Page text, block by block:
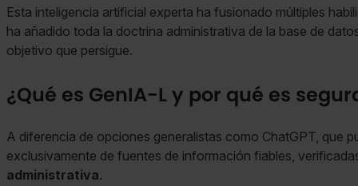
Esta inteligencia artificial experta ha fusionado múltiples
ha añadido toda la doctrina administrativa de la base de
objetivo que persigue.
¿Qué es GenIA-L y por qué es
A diferencia de opciones generalistas como ChatGPT, que
exclusivamente de fuentes de información fiables,
administrativa.